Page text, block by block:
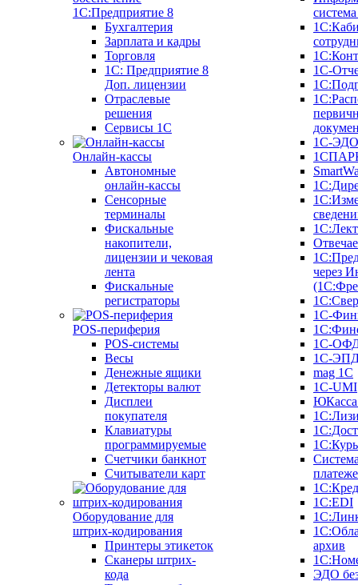
1С:Предприятие 8
Бухгалтерия
Зарплата и кадры
Торговля
1C: Предприятие 8
Доп. лицензии
Отраслевые
решения
Сервисы 1С
Онлайн-кассы
Автономные
онлайн-кассы
Сенсорные
терминалы
Фискальные
накопители,
лицензии и чековая
лента
Фискальные
регистраторы
POS-периферия
POS-системы
Весы
Денежные ящики
Детекторы валют
Дисплеи
покупателя
Клавиатуры
программируемые
Счетчики банкнот
Считыватели карт
Оборудование для
штрих-кодирования
Принтеры этикеток
Сканеры штрих-
кода
1С-
1С-ЭДО
через
1С-
1С-
1С-
mag 1C
1C-UMI
1С:EDI
архив
ЭДО